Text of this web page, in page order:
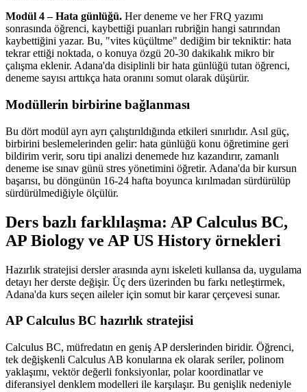
Modül 4 – Hata günlüğü. Her deneme ve her FRQ yazımı
sonrasında öğrenci, kaybettiği puanları rubriğin hangi satırından
kaybettiğini yazar. Bu, "vites küçültme" dediğim bir tekniktir: hata
tekrar ettiği noktada, o konuya özgü 20-30 dakikalık mikro bir
çalışma eklenir. Adana'da disiplinli bir hata günlüğü tutan öğrenci,
deneme sayısı arttıkça hata oranını somut olarak düşürür.
Modüllerin birbirine bağlanması
Bu dört modül ayrı ayrı çalıştırıldığında etkileri sınırlıdır. Asıl güç,
birbirini beslemelerinden gelir: hata günlüğü konu öğretimine geri
bildirim verir, soru tipi analizi denemede hız kazandırır, zamanlı
deneme ise sınav günü stres yönetimini öğretir. Adana'da bir kursun
başarısı, bu döngünün 16-24 hafta boyunca kırılmadan sürdürülüp
sürdürülmediğiyle ölçülür.
Ders bazlı farklılaşma: AP Calculus BC,
AP Biology ve AP US History örnekleri
Hazırlık stratejisi dersler arasında aynı iskeleti kullansa da, uygulama
detayı her derste değişir. Üç ders üzerinden bu farkı netleştirmek,
Adana'da kurs seçen aileler için somut bir karar çerçevesi sunar.
AP Calculus BC hazırlık stratejisi
Calculus BC, müfredatın en geniş AP derslerinden biridir. Öğrenci,
tek değişkenli Calculus AB konularına ek olarak seriler, polinom
yaklaşımı, vektör değerli fonksiyonlar, polar koordinatlar ve
diferansiyel denklem modelleri ile karşılaşır. Bu genişlik nedeniyle